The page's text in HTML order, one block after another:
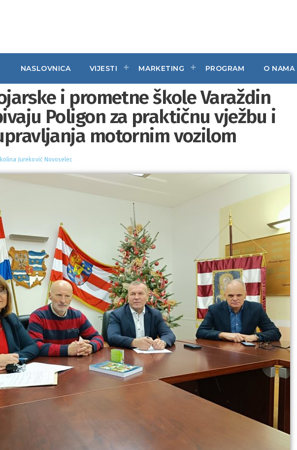
NASLOVNICA VIJESTI MARKETING PROGRAM O NAMA
i prometne škole Varaždin
Poligon za praktičnu vježbu i
motornim vozilom
Jureković Novoselec